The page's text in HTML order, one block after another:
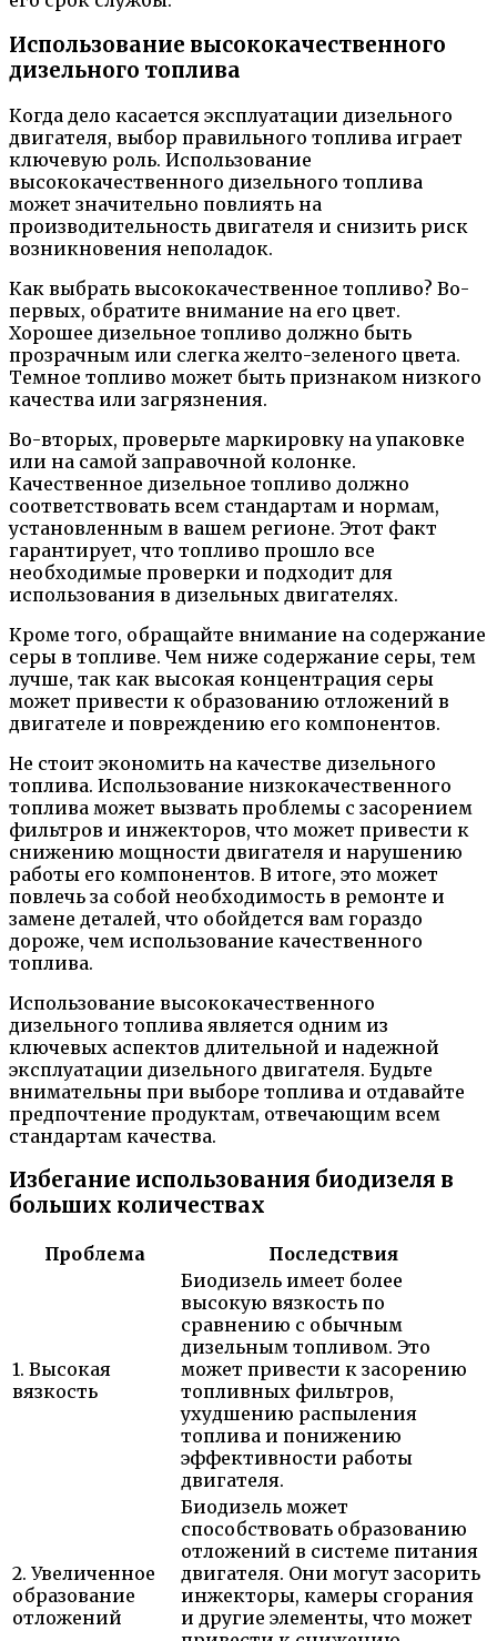
Использование высококачественного
дизельного топлива
Когда дело касается эксплуатации дизельного
двигателя, выбор правильного топлива играет
ключевую роль. Использование
высококачественного дизельного топлива
может значительно повлиять на
производительность двигателя и снизить риск
возникновения неполадок.
Как выбрать высококачественное топливо? Во-
первых, обратите внимание на его цвет.
Хорошее дизельное топливо должно быть
прозрачным или слегка желто-зеленого цвета.
Темное топливо может быть признаком низкого
качества или загрязнения.
Во-вторых, проверьте маркировку на упаковке
или на самой заправочной колонке.
Качественное дизельное топливо должно
соответствовать всем стандартам и нормам,
установленным в вашем регионе. Этот факт
гарантирует, что топливо прошло все
необходимые проверки и подходит для
использования в дизельных двигателях.
Кроме того, обращайте внимание на содержание
серы в топливе. Чем ниже содержание серы, тем
лучше, так как высокая концентрация серы
может привести к образованию отложений в
двигателе и повреждению его компонентов.
Не стоит экономить на качестве дизельного
топлива. Использование низкокачественного
топлива может вызвать проблемы с засорением
фильтров и инжекторов, что может привести к
снижению мощности двигателя и нарушению
работы его компонентов. В итоге, это может
повлечь за собой необходимость в ремонте и
замене деталей, что обойдется вам гораздо
дороже, чем использование качественного
топлива.
Использование высококачественного
дизельного топлива является одним из
ключевых аспектов длительной и надежной
эксплуатации дизельного двигателя. Будьте
внимательны при выборе топлива и отдавайте
предпочтение продуктам, отвечающим всем
стандартам качества.
Избегание использования биодизеля в
больших количествах
Проблема Последствия
1. Высокая
вязкость
Биодизель имеет более
высокую вязкость по
сравнению с обычным
дизельным топливом. Это
может привести к засорению
топливных фильтров,
ухудшению распыления
топлива и понижению
эффективности работы
двигателя.
2. Увеличенное
образование
отложений
Биодизель может
способствовать образованию
отложений в системе питания
двигателя. Они могут засорить
инжекторы, камеры сгорания
и другие элементы, что может